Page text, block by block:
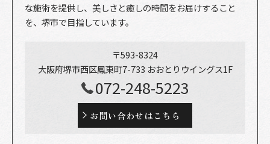
な施術を提供し、美しさと癒しの時間をお届けすること
を、堺市で目指しています。
〒593-8324
大阪府堺市西区鳳東町7-733 おおとりウイングス1F
072-248-5223
お問い合わせはこちら